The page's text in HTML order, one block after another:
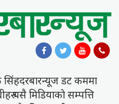
सिंहदरबारन्यूज डट कममा
यसै मिडियाकाे सम्पत्ति